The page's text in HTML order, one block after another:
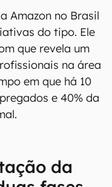
Amazon no Brasil
do tipo. Ele
que revela um
na área
em que há 10
e 40% da
da